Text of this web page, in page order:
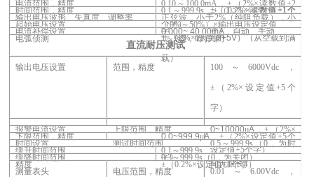
±（1.5%×读数值+1个
字）
电流范围，精度 0.10～100.0mA，±（2%×读数值+2
个字）
时间范围，精度 0.1～999.9s，±（0.2%×读数值+1个
字）
输出电压波形、失真度、调整率 正弦波，小于2%（纯阻负载），小
于（2%×设置值+5V）（从空载到满
载）
起始电压设置 （0%～50%）×输出电压设定值
电流补偿设置 0.000~ 40.00mA，自动、手动
电弧侦测 1～9级，0为关闭
直流耐压测试
输出电压设置 范围，精度 100～6000Vdc，
±（2%×设定值+5个
字）
报警电流设置 上限范围，精度 0~10000μA，±（2%×
设定值+5个字）
下限范围，精度 0.0~999.9μA，±（2%×设定值+5个
字）
时间设置 测试时间范围 0.5～999.9s（0，为时
间无限长）
缓升时间范围 0.1～999.9s
缓降时间范围 0.3～999.9s（0，为关闭）
精度 ±（0.2%×设定值+1个字）
测量表头 电压范围，精度 0.01～6.00Vdc，